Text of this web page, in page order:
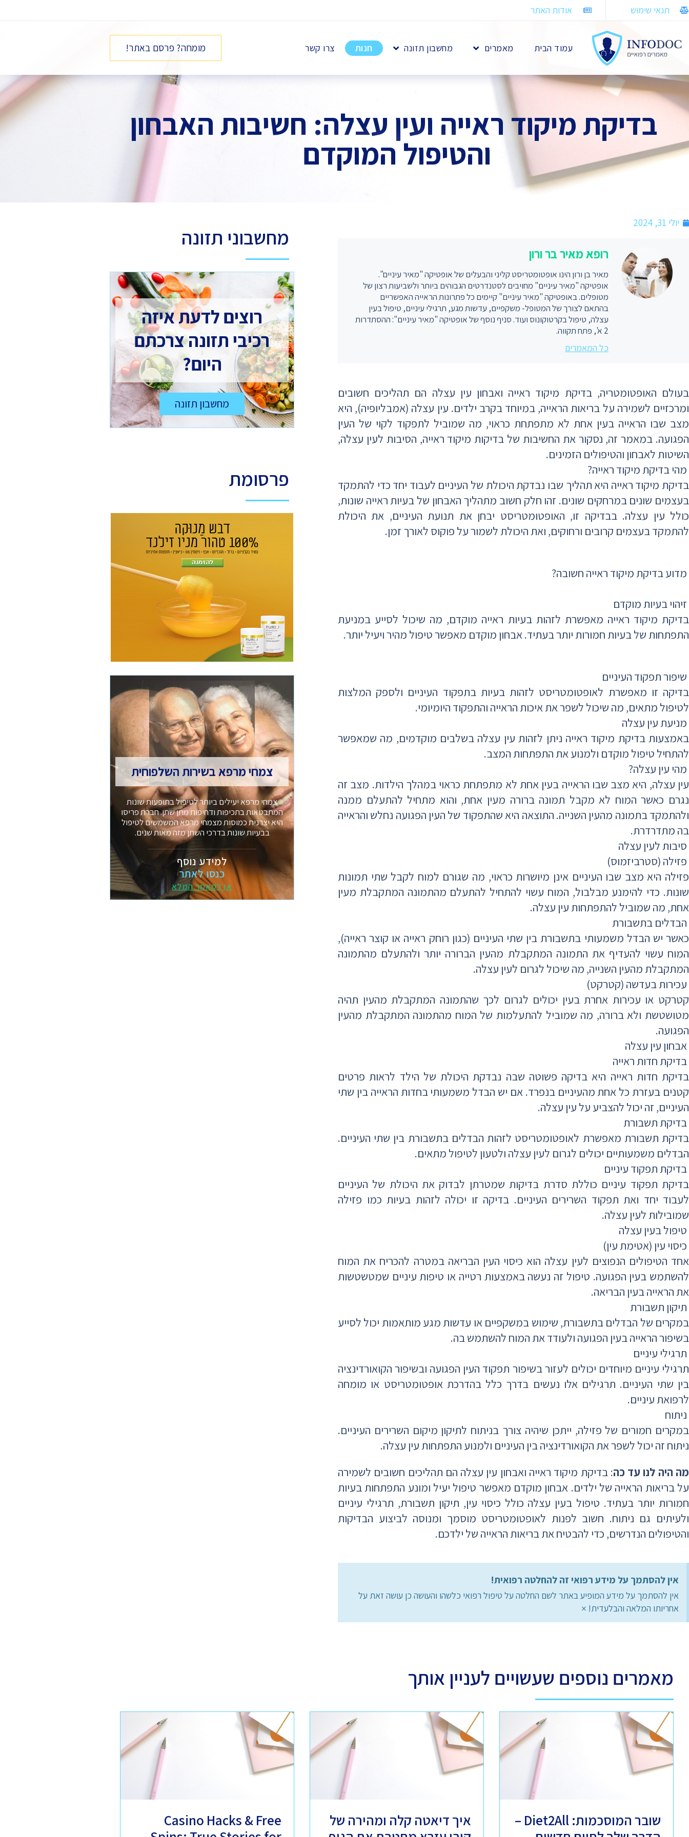
תנאי שימוש אודות האתר
עמוד הבית מאמרים מחשבון תזונה חנות צרו קשר מומחה? פרסם באתר!
בדיקת מיקוד ראייה ועין עצלה: חשיבות האבחון
והטיפול המוקדם
יולי 31, 2024
רופא מאיר בר ורון
מאיר בן ורון הינו אופטומטריסט קליני והבעלים של אופטיקה "מאיר עיניים".
אופטיקה "מאיר עיניים" מחויבים לסטנדרטים הגבוהים ביותר ולשביעות רצון של
מטופלים. באופטיקה "מאיר עיניים" קיימים כל פתרונות הראייה האפשריים
בהתאם לצורך של המטופל- משקפיים, עדשות מגע, תרגילי עיניים, טיפול בעין
עצלה, טיפול בקרטוקונוס ועוד. סניף נוסף של אופטיקה "מאיר עיניים": ההסתדרות
2 א', פתח תקווה.
כל המאמרים
בעולם האופטומטריה, בדיקת מיקוד ראייה ואבחון עין עצלה הם תהליכים חשובים
ומרכזיים לשמירה על בריאות הראייה, במיוחד בקרב ילדים. עין עצלה (אמבליופיה), היא
מצב שבו הראייה בעין אחת לא מתפתחת כראוי, מה שמוביל לתפקוד לקוי של העין
הפגועה. במאמר זה, נסקור את החשיבות של בדיקות מיקוד ראייה, הסיבות לעין עצלה,
השיטות לאבחון והטיפולים הזמינים.
מהי בדיקת מיקוד ראייה?
בדיקת מיקוד ראייה היא תהליך שבו נבדקת היכולת של העיניים לעבוד יחד כדי להתמקד
בעצמים שונים במרחקים שונים. זהו חלק חשוב מתהליך האבחון של בעיות ראייה שונות,
כולל עין עצלה. בבדיקה זו, האופטומטריסט יבחן את תנועת העיניים, את היכולת
להתמקד בעצמים קרובים ורחוקים, ואת היכולת לשמור על פוקוס לאורך זמן.
מדוע בדיקת מיקוד ראייה חשובה?
זיהוי בעיות מוקדם
בדיקת מיקוד ראייה מאפשרת לזהות בעיות ראייה מוקדם, מה שיכול לסייע במניעת
התפתחות של בעיות חמורות יותר בעתיד. אבחון מוקדם מאפשר טיפול מהיר ויעיל יותר.
שיפור תפקוד העיניים
בדיקה זו מאפשרת לאופטומטריסט לזהות בעיות בתפקוד העיניים ולספק המלצות
לטיפול מתאים, מה שיכול לשפר את איכות הראייה והתפקוד היומיומי.
מניעת עין עצלה
באמצעות בדיקת מיקוד ראייה ניתן לזהות עין עצלה בשלבים מוקדמים, מה שמאפשר
להתחיל טיפול מוקדם ולמנוע את התפתחות המצב.
מהי עין עצלה?
עין עצלה, היא מצב שבו הראייה בעין אחת לא מתפתחת כראוי במהלך הילדות. מצב זה
נגרם כאשר המוח לא מקבל תמונה ברורה מעין אחת, והוא מתחיל להתעלם ממנה
ולהתמקד בתמונה מהעין השנייה. התוצאה היא שהתפקוד של העין הפגועה נחלש והראייה
בה מתדרדרת.
סיבות לעין עצלה
פזילה (סטרביזמוס)
פזילה היא מצב שבו העיניים אינן מיושרות כראוי, מה שגורם למוח לקבל שתי תמונות
שונות. כדי להימנע מבלבול, המוח עשוי להתחיל להתעלם מהתמונה המתקבלת מעין
אחת, מה שמוביל להתפתחות עין עצלה.
הבדלים בתשבורת
כאשר יש הבדל משמעותי בתשבורת בין שתי העיניים (כגון רוחק ראייה או קוצר ראייה),
המוח עשוי להעדיף את התמונה המתקבלת מהעין הברורה יותר ולהתעלם מהתמונה
המתקבלת מהעין השנייה, מה שיכול לגרום לעין עצלה.
עכירות בעדשה (קטרקט)
קטרקט או עכירות אחרת בעין יכולים לגרום לכך שהתמונה המתקבלת מהעין תהיה
מטושטשת ולא ברורה, מה שמוביל להתעלמות של המוח מהתמונה המתקבלת מהעין
הפגועה.
אבחון עין עצלה
בדיקת חדות ראייה
בדיקת חדות ראייה היא בדיקה פשוטה שבה נבדקת היכולת של הילד לראות פרטים
קטנים בעזרת כל אחת מהעיניים בנפרד. אם יש הבדל משמעותי בחדות הראייה בין שתי
העיניים, זה יכול להצביע על עין עצלה.
בדיקת תשבורת
בדיקת תשבורת מאפשרת לאופטומטריסט לזהות הבדלים בתשבורת בין שתי העיניים.
הבדלים משמעותיים יכולים לגרום לעין עצלה ולטעון לטיפול מתאים.
בדיקת תפקוד עיניים
בדיקת תפקוד עיניים כוללת סדרת בדיקות שמטרתן לבדוק את היכולת של העיניים
לעבוד יחד ואת תפקוד השרירים העיניים. בדיקה זו יכולה לזהות בעיות כמו פזילה
שמובילות לעין עצלה.
טיפול בעין עצלה
כיסוי עין (אטימת עין)
אחד הטיפולים הנפוצים לעין עצלה הוא כיסוי העין הבריאה במטרה להכריח את המוח
להשתמש בעין הפגועה. טיפול זה נעשה באמצעות רטייה או טיפות עיניים שמטשטשות
את הראייה בעין הבריאה.
תיקון תשבורת
במקרים של הבדלים בתשבורת, שימוש במשקפיים או עדשות מגע מותאמות יכול לסייע
בשיפור הראייה בעין הפגועה ולעודד את המוח להשתמש בה.
תרגילי עיניים
תרגילי עיניים מיוחדים יכולים לעזור בשיפור תפקוד העין הפגועה ובשיפור הקואורדינציה
בין שתי העיניים. תרגילים אלו נעשים בדרך כלל בהדרכת אופטומטריסט או מומחה
לרפואת עיניים.
ניתוח
במקרים חמורים של פזילה, ייתכן שיהיה צורך בניתוח לתיקון מיקום השרירים העיניים.
ניתוח זה יכול לשפר את הקואורדינציה בין העיניים ולמנוע התפתחות עין עצלה.
מה היה לנו עד כה: בדיקת מיקוד ראייה ואבחון עין עצלה הם תהליכים חשובים לשמירה
על בריאות הראייה של ילדים. אבחון מוקדם מאפשר טיפול יעיל ומונע התפתחות בעיות
חמורות יותר בעתיד. טיפול בעין עצלה כולל כיסוי עין, תיקון תשבורת, תרגילי עיניים
ולעיתים גם ניתוח. חשוב לפנות לאופטומטריסט מוסמך ומנוסה לביצוע הבדיקות
והטיפולים הנדרשים, כדי להבטיח את בריאות הראייה של ילדכם.
אין להסתמך על מידע רפואי זה להחלטה רפואית!
אין להסתמך על מידע המופיע באתר לשם החלטה על טיפול רפואי כלשהו והעושה כן עושה זאת על
אחריותו המלאה והבלעדית! ×
מחשבוני תזונה
רוצים לדעת איזה
רכיבי תזונה צרכתם
היום?
מחשבון תזונה
פרסומת
צמחי מרפא בשירות השלפוחית
צמחי מרפא יעילים ביותר לטיפול בתופעות שונות
המתבטאות בתכיפות ודחיפות מתן שתן. חברת פריסו
היא יצרנית כמוסות מצמחי מרפא המשמשים לטיפול
בבעיות שונות בדרכי השתן מזה מאות שנים.
למידע נוסף
כנסו לאתר
או למאמר המלא
מאמרים נוספים שעשויים לעניין אותך
שובר המוסכמות: Diet2All –
איך דיאטה קלה ומהירה של
Casino Hacks & Free